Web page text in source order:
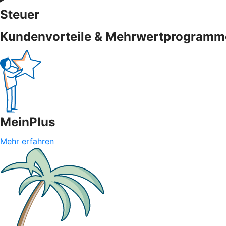
Steuer
Kundenvorteile &
MeinPlus
Mehr erfahren